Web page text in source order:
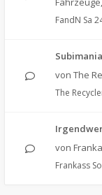
FandN Sa
von The
The
von
Frankass